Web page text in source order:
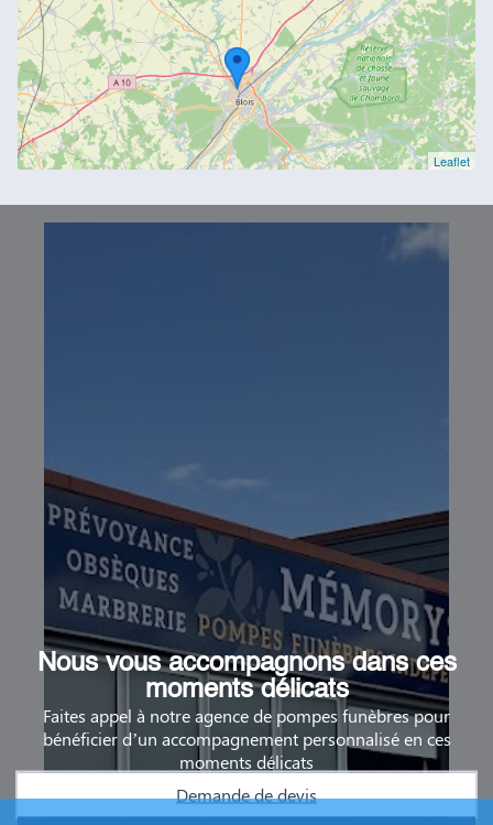
Leaflet
Nous vous accompagnons dans ces
moments délicats
Faites appel à notre agence de pompes funèbres pour
bénéficier d’un accompagnement personnalisé en ces
moments délicats
Demande de devis